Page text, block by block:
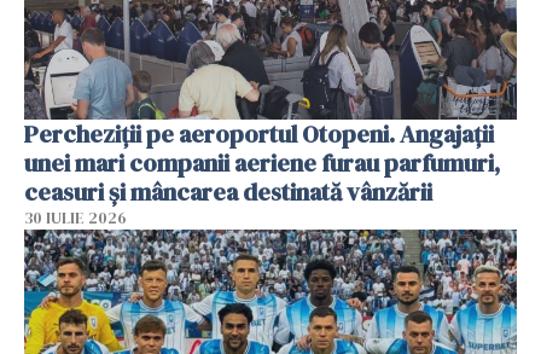
Percheziții pe aeroportul Otopeni. Angajații
unei mari companii aeriene furau parfumuri,
ceasuri și mâncarea destinată vânzării
30 IULIE 2026